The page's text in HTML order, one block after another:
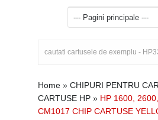
Home » CHIPURI PENTRU
CARTUSE HP » HP 1600,
CM1017 CHIP CARTUSE